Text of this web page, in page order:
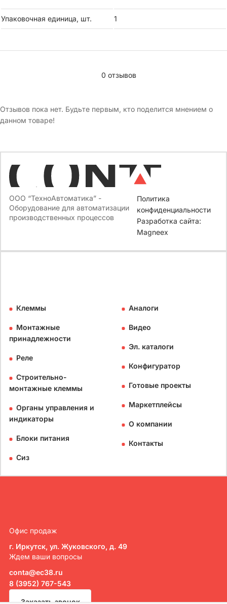
царапинам и запотеванию.
Оптический класс: №1 (не дает искажений, не имеет
Упаковочная единица, шт. 1
0 отзывов
Отзывов пока нет. Будьте первым, кто поделится мнением о
данном товаре!
ООО “ТехноАвтоматика” -
Оборудование для автоматизации
производственных процессов
Политика
конфиденциальности
Разработка сайта:
Magneex
Клеммы
Монтажные
принадлежности
Реле
Строительно-
монтажные клеммы
Органы управления и
индикаторы
Блоки питания
Сиз
Аналоги
Видео
Эл. каталоги
Конфигуратор
Готовые проекты
Маркетплейсы
О компании
Контакты
Офис продаж
г. Иркутск, ул. Жуковского, д. 49
Ждем ваши вопросы
conta@ec38.ru
8 (3952) 767-543
Заказать звонок